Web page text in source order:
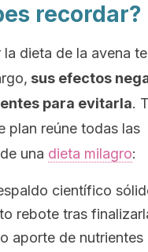
recordar?
la dieta de la avena
sus efectos
para evitarla.
plan reúne todas las
una dieta milagro:
científico
rebote tras
aporte de nutrientes